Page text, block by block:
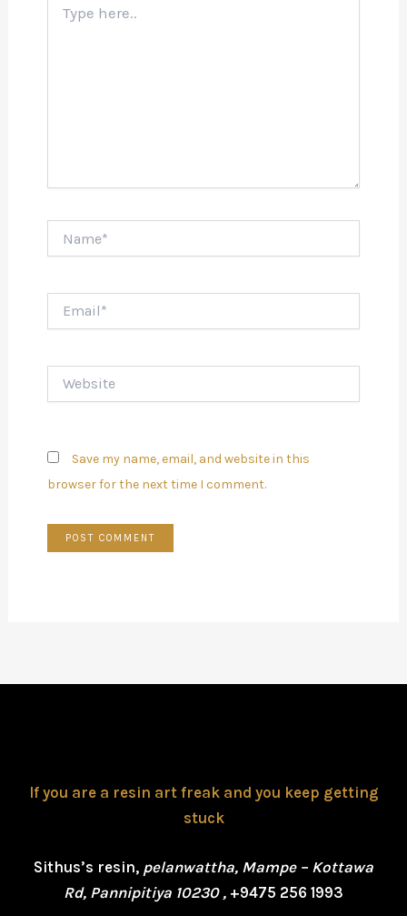
here..
Save my name, email, and website in this
browser for the next time I comment.
If you are a resin art freak and you keep getting
stuck
Sithus’s resin, pelanwattha, Mampe – Kottawa
Rd, Pannipitiya 10230 , +9475 256 1993